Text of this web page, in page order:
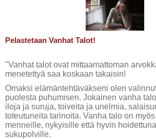
Pelastetaan Vanhat Talot!
"Vanhat talot ovat mittaamattoman
menetettyä saa koskaan takaisin!
Omaksi elämäntehtäväkseni olen
puolesta puhumisen. Jokainen vanha
iloja ja suruja, toiveita ja unelmia,
toteutuneita tarinoita. Vanha talo on
menneille, nykyisille että hyvin
sukupolville.